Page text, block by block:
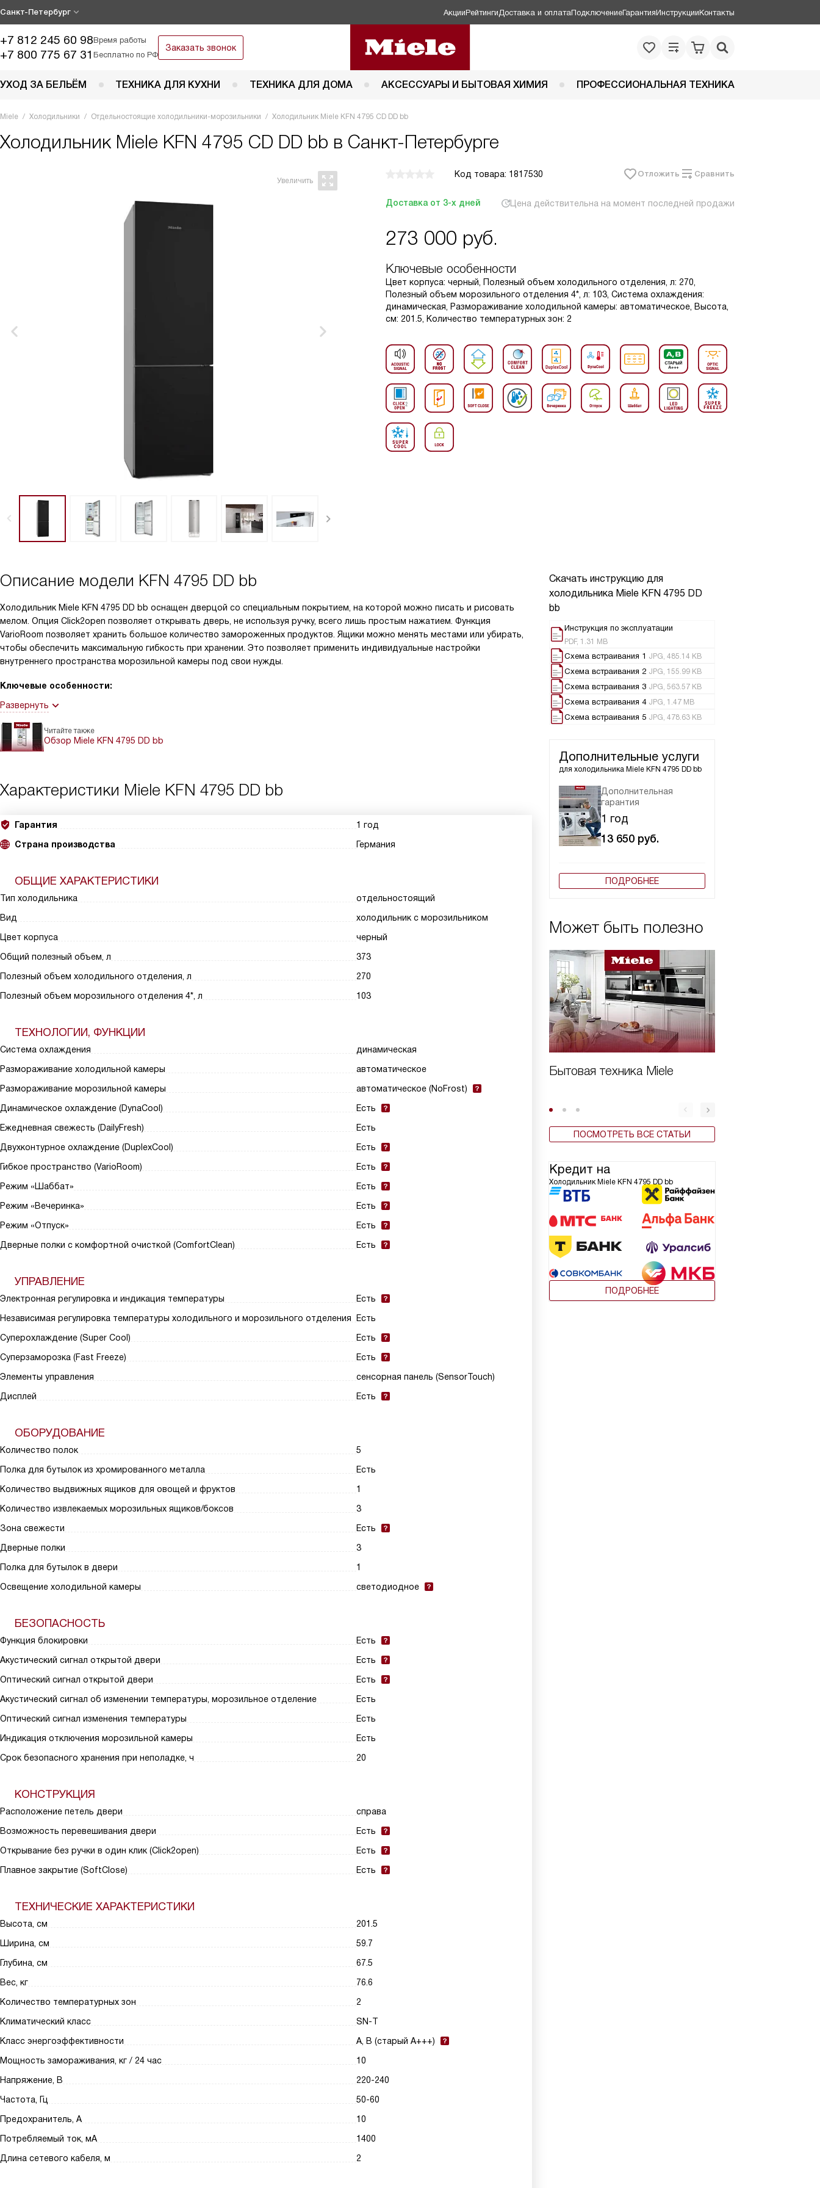
Санкт-Петербург АкцииРейтинги Доставка и оплатаПодключениеГарантияИнструкцииКонтакты
+7 812 245 60 98Время работы
+7 800 775 67 31 Бесплатно по РФ
Заказать звонок
УХОД ЗА БЕЛЬЁМ ТЕХНИКА ДЛЯ КУХНИ ТЕХНИКА ДЛЯ ДОМА АКСЕССУАРЫ И БЫТОВАЯ ХИМИЯ ПРОФЕССИОНАЛЬНАЯ ТЕХНИКА
Miele Холодильники Отдельностоящие холодильники-морозильники Холодильник Miele KFN 4795 CD DD bb
Холодильник Miele KFN 4795 CD DD bb в Санкт-Петербурге
Код товара: 1817530 Отложить Сравнить
Доставка от 3-х дней Цена действительна на момент последней продажи
273 000 руб.
Ключевые особенности
Цвет корпуса: черный, Полезный объем холодильного отделения, л: 270,
Полезный объем морозильного отделения 4*, л: 103, Система охлаждения:
динамическая, Размораживание холодильной камеры: автоматическое, Высота,
см: 201.5, Количество температурных зон: 2
Скачать инструкцию для
холодильника Miele KFN 4795 DD
bb
Инструкция по эксплуатации
PDF, 1.31 MB
Схема встраивания 1 JPG, 485.14 KB
Схема встраивания 2 JPG, 155.99 KB
Схема встраивания 3 JPG, 563.57 KB
Схема встраивания 4 JPG, 1.47 MB
Схема встраивания 5 JPG, 478.63 KB
Дополнительные услуги
для холодильника Miele KFN 4795 DD bb
Дополнительная
гарантия
1 год
13 650 руб.
ПОДРОБНЕЕ
Может быть полезно
Бытовая техника Miele
ПОСМОТРЕТЬ ВСЕ СТАТЬИ
Кредит на
Холодильник Miele KFN 4795 DD bb
ПОДРОБНЕЕ
Описание модели KFN 4795 DD bb
Холодильник Miele KFN 4795 DD bb оснащен дверцой со специальным покрытием, на которой можно писать и рисовать
мелом. Опция Click2open позволяет открывать дверь, не используя ручку, всего лишь простым нажатием. Функция
VarioRoom позволяет хранить большое количество замороженных продуктов. Ящики можно менять местами или убирать,
чтобы обеспечить максимальную гибкость при хранении. Это позволяет применить индивидуальные настройки
внутреннего пространства морозильной камеры под свои нужды.
Ключевые особенности:
Развернуть
Читайте также
Обзор Miele KFN 4795 DD bb
Характеристики Miele KFN 4795 DD bb
Гарантия
1 год
Страна производства
Германия
ОБЩИЕ ХАРАКТЕРИСТИКИ
Тип холодильника
отдельностоящий
Вид
холодильник с морозильником
Цвет корпуса
черный
Общий полезный объем, л
373
Полезный объем холодильного отделения, л
270
Полезный объем морозильного отделения 4*, л
103
ТЕХНОЛОГИИ, ФУНКЦИИ
Система охлаждения
динамическая
Размораживание холодильной камеры
автоматическое
Размораживание морозильной камеры
автоматическое (NoFrost)
Динамическое охлаждение (DynaCool)
Есть
Ежедневная свежесть (DailyFresh)
Есть
Двухконтурное охлаждение (DuplexCool)
Есть
Гибкое пространство (VarioRoom)
Есть
Режим «Шаббат»
Есть
Режим «Вечеринка»
Есть
Режим «Отпуск»
Есть
Дверные полки с комфортной очисткой (ComfortClean)
Есть
УПРАВЛЕНИЕ
Электронная регулировка и индикация температуры
Есть
Независимая регулировка температуры холодильного и морозильного отделения
Есть
Суперохлаждение (Super Сool)
Есть
Суперзаморозка (Fast Freeze)
Есть
Элементы управления
сенсорная панель (SensorTouch)
Дисплей
Есть
ОБОРУДОВАНИЕ
Количество полок
5
Полка для бутылок из хромированного металла
Есть
Количество выдвижных ящиков для овощей и фруктов
1
Количество извлекаемых морозильных ящиков/боксов
3
Зона свежести
Есть
Дверные полки
3
Полка для бутылок в двери
1
Освещение холодильной камеры
светодиодное
БЕЗОПАСНОСТЬ
Функция блокировки
Есть
Акустический сигнал открытой двери
Есть
Оптический сигнал открытой двери
Есть
Акустический сигнал об изменении температуры, морозильное отделение
Есть
Оптический сигнал изменения температуры
Есть
Индикация отключения морозильной камеры
Есть
Срок безопасного хранения при неполадке, ч
20
КОНСТРУКЦИЯ
Расположение петель двери
справа
Возможность перевешивания двери
Есть
Открывание без ручки в один клик (Click2open)
Есть
Плавное закрытие (SoftClose)
Есть
ТЕХНИЧЕСКИЕ ХАРАКТЕРИСТИКИ
Высота, см
201.5
Ширина, см
59.7
Глубина, см
67.5
Вес, кг
76.6
Количество температурных зон
2
Климатический класс
SN-T
Класс энергоэффективности
A, B (старый A+++)
Мощность замораживания, кг / 24 час
10
Напряжение, В
220-240
Частота, Гц
50-60
Предохранитель, А
10
Потребляемый ток, мА
1400
Длина сетевого кабеля, м
2